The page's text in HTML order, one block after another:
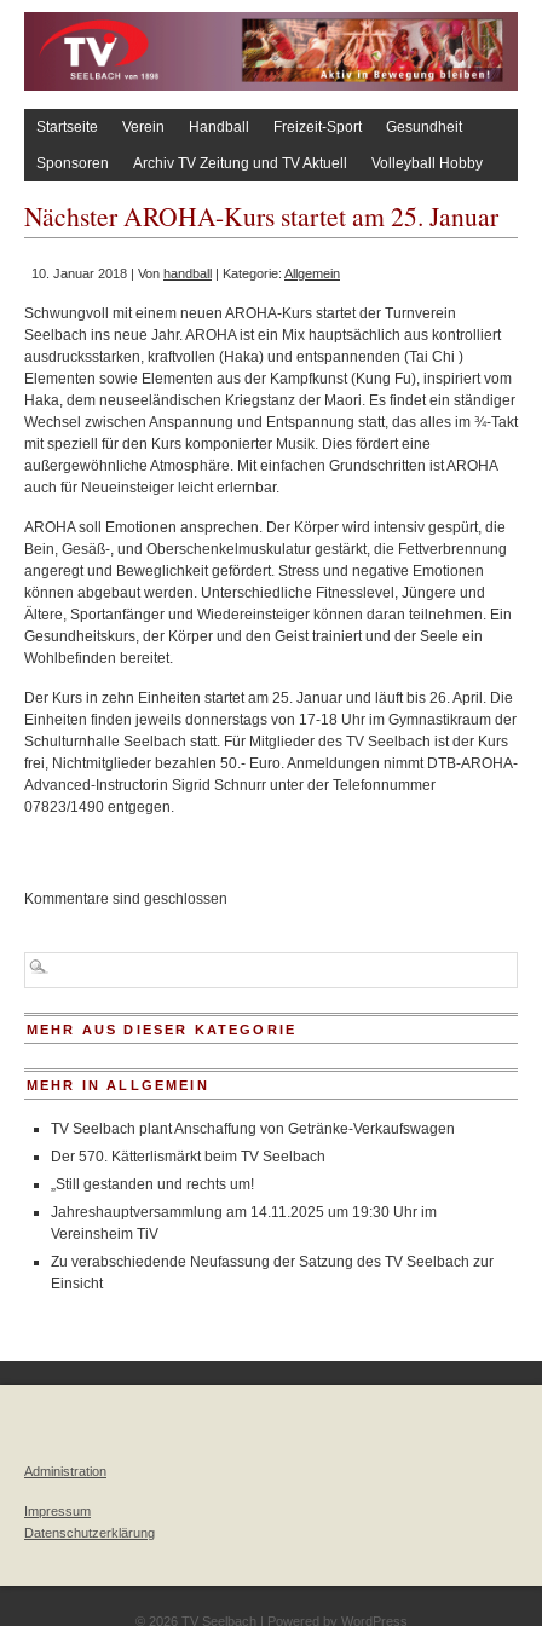
Startseite Verein Handball Freizeit-Sport Gesundheit
Sponsoren Archiv TV Zeitung und TV Aktuell Volleyball Hobby
Nächster AROHA-Kurs startet am 25. Januar
10. Januar 2018 | Von handball | Kategorie: Allgemein
Schwungvoll mit einem neuen AROHA-Kurs startet der Turnverein
Seelbach ins neue Jahr. AROHA ist ein Mix hauptsächlich aus kontrolliert
ausdrucksstarken, kraftvollen (Haka) und entspannenden (Tai Chi )
Elementen sowie Elementen aus der Kampfkunst (Kung Fu), inspiriert vom
Haka, dem neuseeländischen Kriegstanz der Maori. Es findet ein ständiger
Wechsel zwischen Anspannung und Entspannung statt, das alles im ¾-Takt
mit speziell für den Kurs komponierter Musik. Dies fördert eine
außergewöhnliche Atmosphäre. Mit einfachen Grundschritten ist AROHA
auch für Neueinsteiger leicht erlernbar.
AROHA soll Emotionen ansprechen. Der Körper wird intensiv gespürt, die
Bein, Gesäß-, und Oberschenkelmuskulatur gestärkt, die Fettverbrennung
angeregt und Beweglichkeit gefördert. Stress und negative Emotionen
können abgebaut werden. Unterschiedliche Fitnesslevel, Jüngere und
Ältere, Sportanfänger und Wiedereinsteiger können daran teilnehmen. Ein
Gesundheitskurs, der Körper und den Geist trainiert und der Seele ein
Wohlbefinden bereitet.
Der Kurs in zehn Einheiten startet am 25. Januar und läuft bis 26. April. Die
Einheiten finden jeweils donnerstags von 17-18 Uhr im Gymnastikraum der
Schulturnhalle Seelbach statt. Für Mitglieder des TV Seelbach ist der Kurs
frei, Nichtmitglieder bezahlen 50.- Euro. Anmeldungen nimmt DTB-AROHA-
Advanced-Instructorin Sigrid Schnurr unter der Telefonnummer
07823/1490 entgegen.
Kommentare sind geschlossen
MEHR AUS DIESER KATEGORIE
MEHR IN ALLGEMEIN
TV Seelbach plant Anschaffung von Getränke-Verkaufswagen
Der 570. Kätterlismärkt beim TV Seelbach
„Still gestanden und rechts um!
Jahreshauptversammlung am 14.11.2025 um 19:30 Uhr im
Vereinsheim TiV
Zu verabschiedende Neufassung der Satzung des TV Seelbach zur
Einsicht
Administration
Impressum
Datenschutzerklärung
© 2026 TV Seelbach | Powered by WordPress